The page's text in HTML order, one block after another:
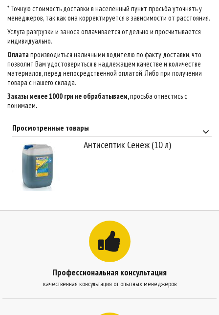
* Точную стоимость доставки в населенный пункт просьба уточнять у
менеджеров, так как она корректируется в зависимости от расстояния.
Услуга разгрузки и заноса оплачивается отдельно и просчитывается
индивидуально.
Оплатапроизводиться наличными водителю по факту доставки, что
позволит Вам удостовериться в надлежащем качестве и количестве
материалов, перед непосредственной оплатой. Либо при получении
товара с нашего склада.
Заказы менее 1000 грн не обрабатываем,просьба отнестись с
понимаем.
Просмотренные товары
Антисептик Сенеж (10 л)
Профессиональная консультация
качественная консультация от опытных менеджеров